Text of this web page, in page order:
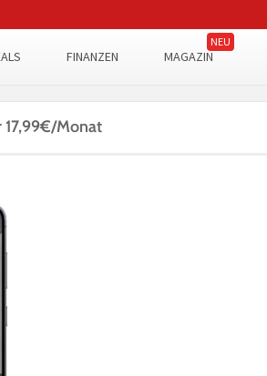
FINANZEN MAGAZIN
17,99€/Monat